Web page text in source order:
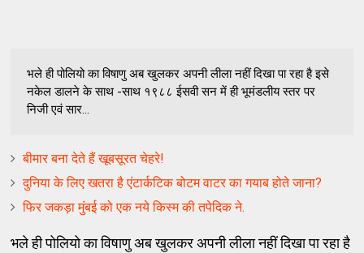
भले ही पोलियो का विषाणु अब खुलकर अपनी लीला नहीं दिखा पा रहा है इसे
नकेल डालने के साथ -साथ १९८८ ईसवी सन में ही भूमंडलीय स्तर पर
निजी एवं सार...
बीमार बना देते हैं खूबसूरत चेहरे!
दुनिया के लिए खतरा है एंटार्कटिक बोटम वाटर का गयाब होते जाना?
फिर जकड़ा मुंबई को एक नये किस्म की तपेदिक ने.
भले ही पोलियो का विषाणु अब खुलकर अपनी लीला नहीं दिखा पा रहा है